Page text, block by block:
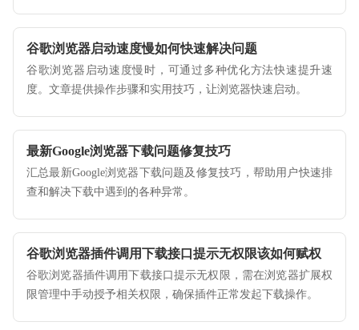
谷歌浏览器启动速度慢如何快速解决问题
谷歌浏览器启动速度慢时，可通过多种优化方法快速提升速
度。文章提供操作步骤和实用技巧，让浏览器快速启动。
最新Google浏览器下载问题修复技巧
汇总最新Google浏览器下载问题及修复技巧，帮助用户快速排
查和解决下载中遇到的各种异常。
谷歌浏览器插件调用下载接口提示无权限该如何赋权
谷歌浏览器插件调用下载接口提示无权限，需在浏览器扩展权
限管理中手动授予相关权限，确保插件正常发起下载操作。